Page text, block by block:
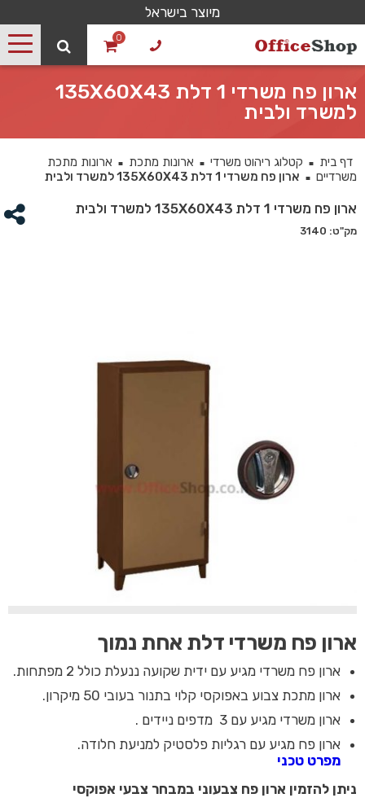
מיוצר בישראל
0
ארון פח משרדי 1 דלת 135X60X43
למשרד ולבית
דף בית ■ קטלוג ריהוט משרדי ■ ארונות מתכת ■
ארונות מתכת
משרדיים ■ ארון פח משרדי 1 דלת 135X60X43 למשרד ולבית
ארון פח משרדי 1 דלת 135X60X43 למשרד ולבית
מק"ט: 3140
ארון פח משרדי דלת אחת נמוך
ארון פח משרדי מגיע עם ידית שקועה ננעלת כולל 2 מפתחות.
ארון מתכת צבוע באפוקסי קלוי בתנור בעובי 50 מיקרון.
ארון משרדי מגיע עם 3 מדפים ניידים .
ארון פח מגיע עם רגליות פלסטיק למניעת חלודה.
מפרט טכני
ניתן להזמין ארון פח צבעוני במבחר צבעי אפוקסי